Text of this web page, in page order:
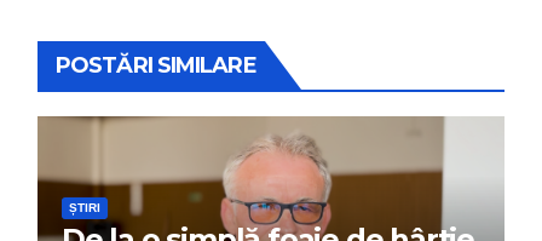
POSTĂRI SIMILARE
ȘTIRI